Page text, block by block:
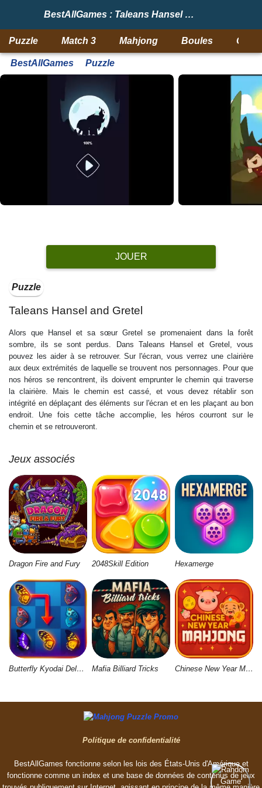
BestAllGames : Taleans Hansel and Gretel
Puzzle Match 3 Mahjong Boules
BestAllGames Puzzle
JOUER
Puzzle
Taleans Hansel and Gretel
Alors que Hansel et sa sœur Gretel se promenaient dans la forêt
sombre, ils se sont perdus. Dans Taleans Hansel et Gretel, vous
pouvez les aider à se retrouver. Sur l'écran, vous verrez une clairière
aux deux extrémités de laquelle se trouvent nos personnages. Pour que
nos héros se rencontrent, ils doivent emprunter le chemin qui traverse
la clairière. Mais le chemin est cassé, et vous devez rétablir son
intégrité en déplaçant des éléments sur l'écran et en les plaçant au bon
endroit. Une fois cette tâche accomplie, les héros courront sur le
chemin et se retrouveront.
Jeux associés
Dragon Fire and Fury 2048Skill Edition Hexamerge
Butterfly Kyodai Deluxe 2 Mafia Billiard Tricks Chinese New Year Mahjong
Politique de confidentialité
BestAllGames fonctionne selon les lois des États-Unis d'Amérique et
fonctionne comme un index et une base de données de contenus de jeux